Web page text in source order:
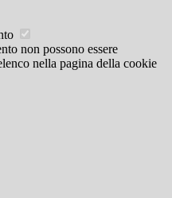
non possono essere
nella pagina della cookie